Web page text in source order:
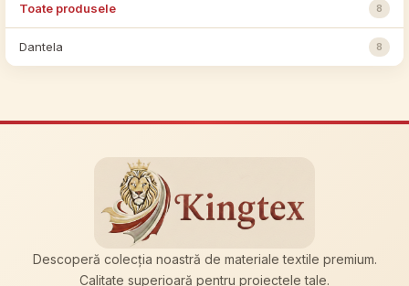
Toate produsele 8
Dantela 8
Descoperă colecția noastră de materiale textile premium.
Calitate superioară pentru proiectele tale.